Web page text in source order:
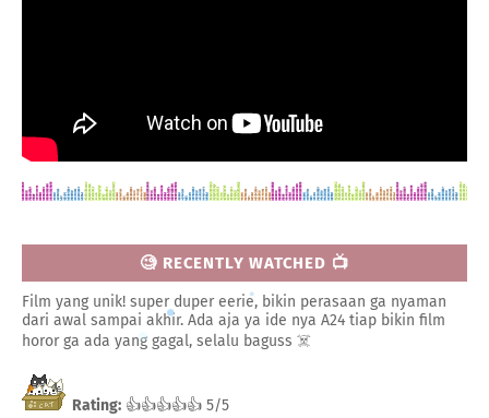
🧐 RECENTLY WATCHED 📺
Film yang unik! super duper eerie, bikin perasaan ga nyaman
dari awal sampai akhir. Ada aja ya ide nya A24 tiap bikin film
horor ga ada yang gagal, selalu baguss ☠️
Rating: 👍👍👍👍👍 5/5